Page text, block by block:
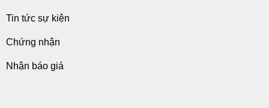
Tin tức sự kiện
Chứng nhận
Nhận báo giá